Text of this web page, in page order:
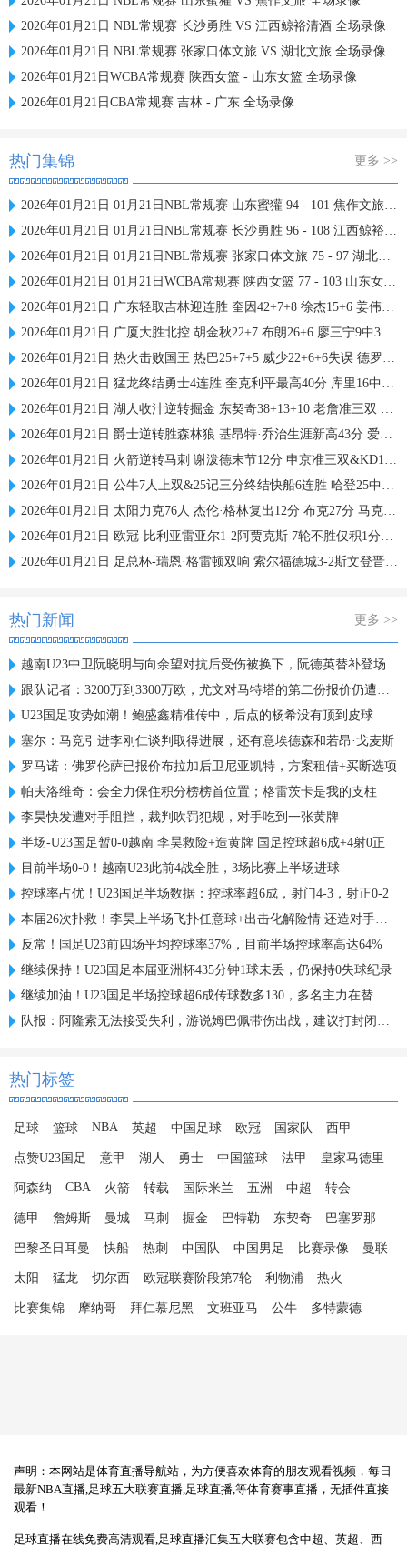
2026年01月21日 NBL常规赛 长沙勇胜 VS 江西鲸裕清酒 全场录像
2026年01月21日 NBL常规赛 张家口体文旅 VS 湖北文旅 全场录像
2026年01月21日WCBA常规赛 陕西女篮 - 山东女篮 全场录像
2026年01月21日CBA常规赛 吉林 - 广东 全场录像
热门集锦 更多 >>
2026年01月21日 01月21日NBL常规赛 山东蜜獾 94 - 101 焦作文旅 全场集锦
2026年01月21日 01月21日NBL常规赛 长沙勇胜 96 - 108 江西鲸裕清酒 全场集锦
2026年01月21日 01月21日NBL常规赛 张家口体文旅 75 - 97 湖北文旅 全场集锦
2026年01月21日 01月21日WCBA常规赛 陕西女篮 77 - 103 山东女篮 全场集锦
2026年01月21日 广东轻取吉林迎连胜 奎因42+7+8 徐杰15+6 姜伟泽27分
2026年01月21日 广厦大胜北控 胡金秋22+7 布朗26+6 廖三宁9中3
2026年01月21日 热火击败国王 热巴25+7+5 威少22+6+6失误 德罗赞两度引冲突
2026年01月21日 猛龙终结勇士4连胜 奎克利平最高40分 库里16中6 库明加20分
2026年01月21日 湖人收汁逆转掘金 东契奇38+13+10 老詹准三双 穆雷下半场2分
2026年01月21日 爵士逆转胜森林狼 基昂特·乔治生涯新高43分 爱德华兹38+8
2026年01月21日 火箭逆转马刺 谢泼德末节12分 申京准三双&KD18+7 文班21中5
2026年01月21日 公牛7人上双&25记三分终结快船6连胜 哈登25中9 科林斯23分
2026年01月21日 太阳力克76人 杰伦·格林复出12分 布克27分 马克西25中7
2026年01月21日 欧冠-比利亚雷亚尔1-2阿贾克斯 7轮不胜仅积1分列倒数第二
2026年01月21日 足总杯-瑞恩·格雷顿双响 索尔福德城3-2斯文登晋级将战曼城
热门新闻 更多 >>
越南U23中卫阮晓明与向余望对抗后受伤被换下，阮德英替补登场
跟队记者：3200万到3300万欧，尤文对马特塔的第二份报价仍遭拒绝
U23国足攻势如潮！鲍盛鑫精准传中，后点的杨希没有顶到皮球
塞尔：马竞引进李刚仁谈判取得进展，还有意埃德森和若昂·戈麦斯
罗马诺：佛罗伦萨已报价布拉加后卫尼亚凯特，方案租借+买断选项
帕夫洛维奇：会全力保住积分榜榜首位置；格雷茨卡是我的支柱
李昊快发遭对手阻挡，裁判吹罚犯规，对手吃到一张黄牌
半场-U23国足暂0-0越南 李昊救险+造黄牌 国足控球超6成+4射0正
目前半场0-0！越南U23此前4战全胜，3场比赛上半场进球
控球率占优！U23国足半场数据：控球率超6成，射门4-3，射正0-2
本届26次扑救！李昊上半场飞扑任意球+出击化解险情 还造对手一黄
反常！国足U23前四场平均控球率37%，目前半场控球率高达64%
继续保持！U23国足本届亚洲杯435分钟1球未丢，仍保持0失球纪录
继续加油！U23国足半场控球超6成传球数多130，多名主力在替补席
队报：阿隆索无法接受失利，游说姆巴佩带伤出战，建议打封闭被拒
热门标签
足球 篮球 NBA 英超 中国足球 欧冠 国家队 西甲
点赞U23国足 意甲 湖人 勇士 中国篮球 法甲 皇家马德里
阿森纳 CBA 火箭 转载 国际米兰 五洲 中超 转会
德甲 詹姆斯 曼城 马刺 掘金 巴特勒 东契奇 巴塞罗那
巴黎圣日耳曼 快船 热刺 中国队 中国男足 比赛录像 曼联
太阳 猛龙 切尔西 欧冠联赛阶段第7轮 利物浦 热火
比赛集锦 摩纳哥 拜仁慕尼黑 文班亚马 公牛 多特蒙德
声明：本网站是体育直播导航站，为方便喜欢体育的朋友观看视频，每日
最新NBA直播,足球五大联赛直播,足球直播,等体育赛事直播，无插件直接
观看！
足球直播在线免费高清观看,足球直播汇集五大联赛包含中超、英超、西